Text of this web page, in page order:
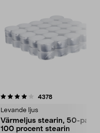
4378recensioner
Levande ljus
Värmeljus stearin, 50-pack,
100 procent stearin
4.5av 5 stjärnor